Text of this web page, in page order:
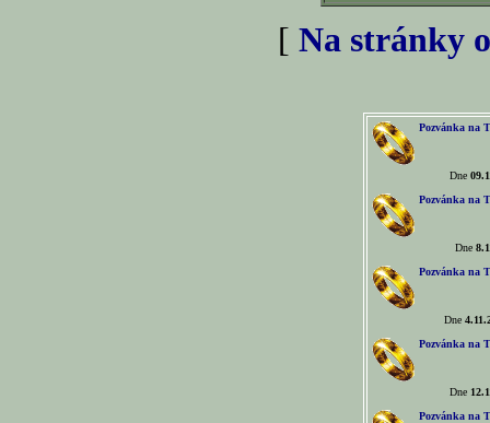
[ Na stránky
Pozvánka na
Dne
Pozvánka na
Dne
Pozvánka na
Dne
Pozvánka na
Dne
Pozvánka na